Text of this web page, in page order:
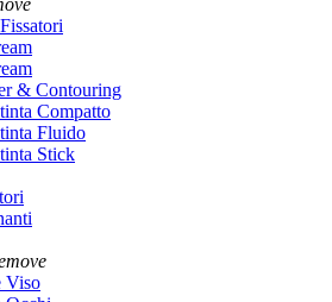
& Contouring
Compatto
Fluido
Stick
Viso